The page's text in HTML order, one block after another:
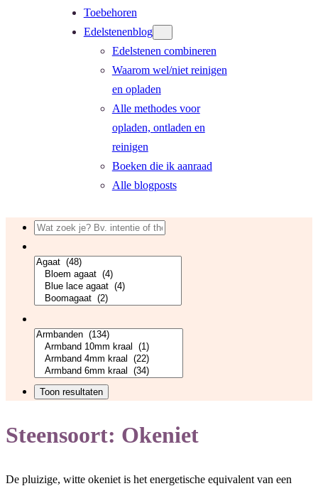
Toebehoren
Edelstenenblog
Edelstenen combineren
Waarom wel/niet reinigen
en opladen
Alle methodes voor
opladen, ontladen en
reinigen
Boeken die ik aanraad
Alle blogposts
Steensoort: Okeniet
De pluizige, witte okeniet is het energetische equivalent van een